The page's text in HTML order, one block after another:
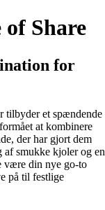
of Share
for
tilbyder et spændende
at kombinere
der har gjort dem
smukke kjoler og en
være din nye go-to
på til festlige